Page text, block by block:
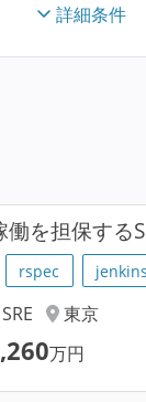
詳細条件
を担保する
rspec jenkins
SRE
東京
万円